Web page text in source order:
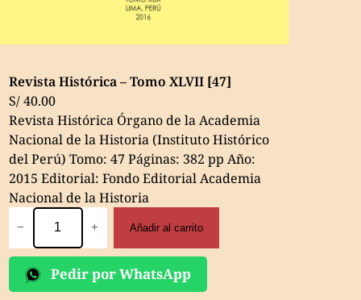
Revista Histórica – Tomo XLVII [47]
S/40.00
Revista Histórica Órgano de la Academia
Nacional de la Historia (Instituto Histórico
del Perú) Tomo: 47 Páginas: 382 pp Año:
2015 Editorial: Fondo Editorial Academia
Nacional de la Historia
Revista
Histórica
–
Tomo
XLVII
− + Añadir al carrito
Pedir por WhatsApp